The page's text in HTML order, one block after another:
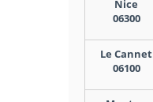
Nice
06300
Le Cannet
06100